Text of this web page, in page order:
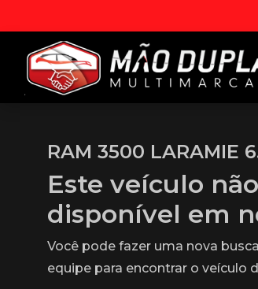
RAM 3500 LARAMIE
Este veículo
disponível em
Você pode fazer uma nova
equipe para encontrar o veículo